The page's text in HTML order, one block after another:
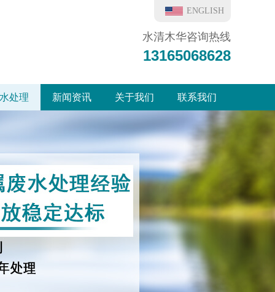
ENGLISH
水清木华咨询热线
13165068628
处理 新闻资讯 关于我们 联系我们